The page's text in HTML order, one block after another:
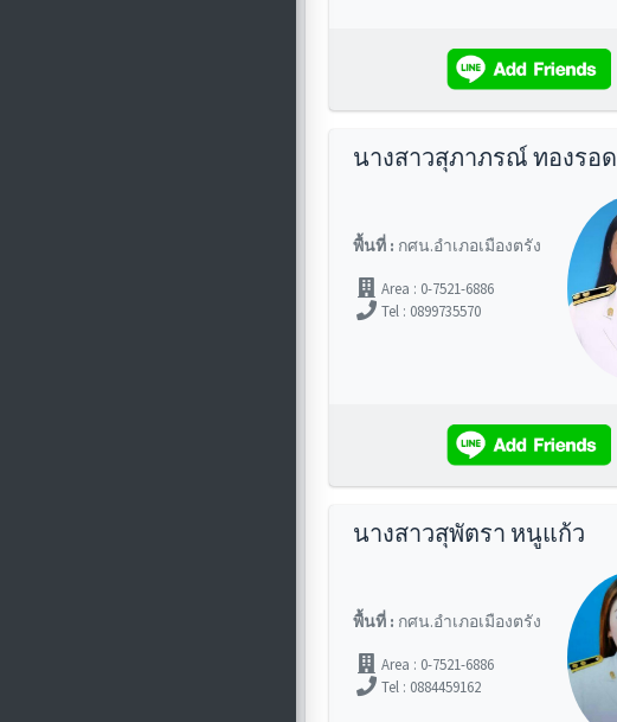
นางสาวสุภาภรณ์ ทองรอด
พื้นที่ : กศน.อำเภอเมืองตรัง
Area : 0-7521-6886
Tel : 0899735570
นางสาวสุพัตรา หนูแก้ว
พื้นที่ : กศน.อำเภอเมืองตรัง
Area : 0-7521-6886
Tel : 0884459162